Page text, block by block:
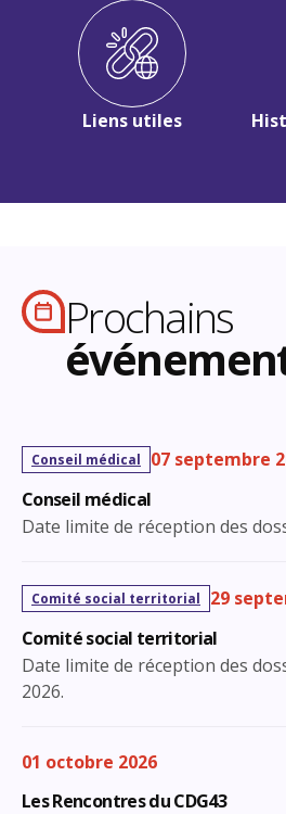
Liens utiles
Prochains
Conseil médical
Conseil médical 07 septembre
Date limite de réception des
Comité social territorial
Comité social territorial 29
Date limite de réception des
2026.
Les Rencontres du CDG43
01 octobre 2026